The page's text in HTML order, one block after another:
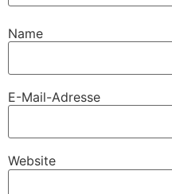
Name
E-Mail-Adresse
Website